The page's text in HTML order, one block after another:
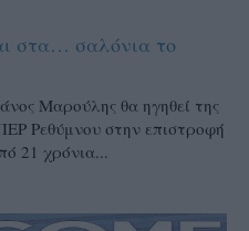
στα… σαλόνια το
Μαρούλης θα ηγηθεί της
Ρεθύμνου στην επιστροφή
21 χρόνια...